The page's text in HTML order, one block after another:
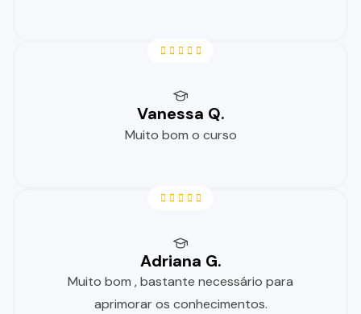
Vanessa Q.
Muito bom o curso
Adriana G.
Muito bom , bastante necessário para
aprimorar os conhecimentos.